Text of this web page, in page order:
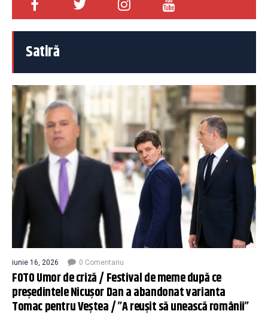
Satiră
iunie 16, 2026 0 Comentariu
FOTO Umor de criză / Festival de meme după ce
președintele Nicușor Dan a abandonat varianta
Tomac pentru Veștea / ”A reușit să unească românii”